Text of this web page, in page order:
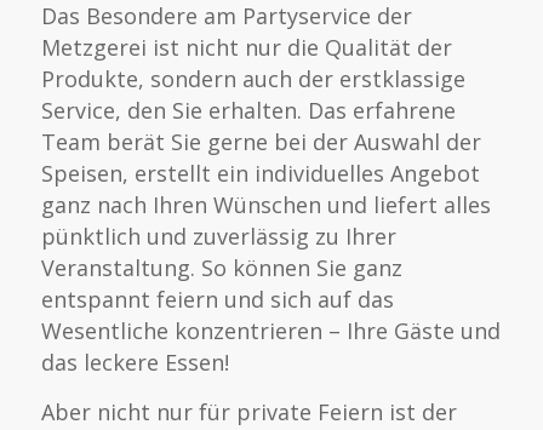
Das Besondere am Partyservice der
Metzgerei ist nicht nur die Qualität der
Produkte, sondern auch der erstklassige
Service, den Sie erhalten. Das erfahrene
Team berät Sie gerne bei der Auswahl der
Speisen, erstellt ein individuelles Angebot
ganz nach Ihren Wünschen und liefert alles
pünktlich und zuverlässig zu Ihrer
Veranstaltung. So können Sie ganz
entspannt feiern und sich auf das
Wesentliche konzentrieren – Ihre Gäste und
das leckere Essen!
Aber nicht nur für private Feiern ist der